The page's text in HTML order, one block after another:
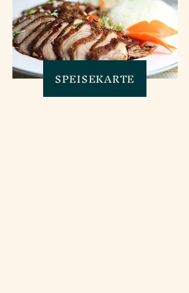
SPEISEKARTE